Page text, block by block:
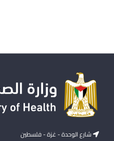
شارع الوحدة - غزة - فلسطين